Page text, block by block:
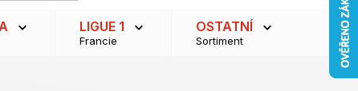
LIGUE 1
Francie
OSTATNÍ
Sortiment